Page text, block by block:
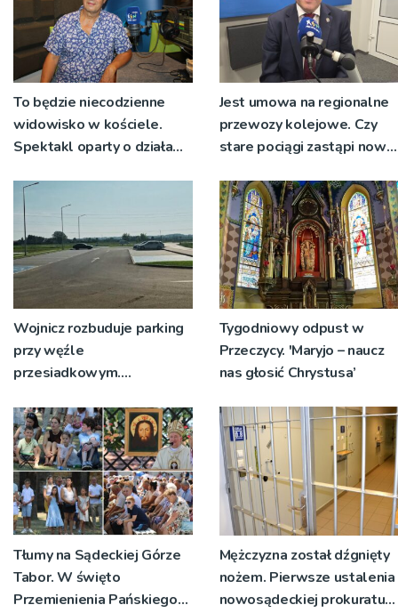
To będzie niecodzienne
widowisko w kościele.
Spektakl oparty o działa
Jest umowa na regionalne
przewozy kolejowe. Czy
stare pociągi zastąpi nowy
Wojnicz rozbuduje parking
przy węźle
przesiadkowym.
miejsc
Tygodniowy odpust w
Przeczycy. 'Maryjo – naucz
nas głosić Chrystusa’
Tłumy na Sądeckiej Górze
Tabor. W święto
Przemienienia Pańskiego
Mężczyzna został dźgnięty
nożem. Pierwsze ustalenia
nowosądeckiej prokuratury